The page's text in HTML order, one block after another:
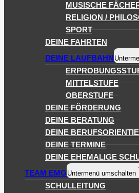
MUSISCHE
RELIGION /
SPORT
DEINE FAHRTEN
DEINE LAUFBAHN
MITTELSTUFE
OBERSTUFE
DEINE FÖRDERUNG
DEINE BERATUNG
DEINE
DEINE TERMINE
DEINE EHEMALIGE
TEAM EMG Untermenü umschalten
SCHULLEITUNG